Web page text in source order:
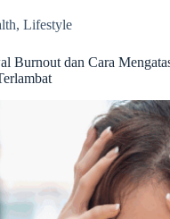
, Lifestyle
Burnout dan Cara